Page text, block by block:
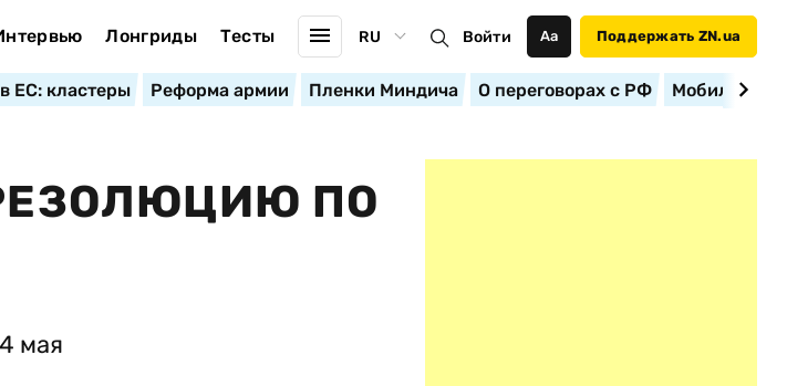
Лонгриды Тесты RU Войти Аа Поддержать ZN.ua
ЕС: кластеры Реформа армии Пленки Миндича О переговорах с РФ
ПО